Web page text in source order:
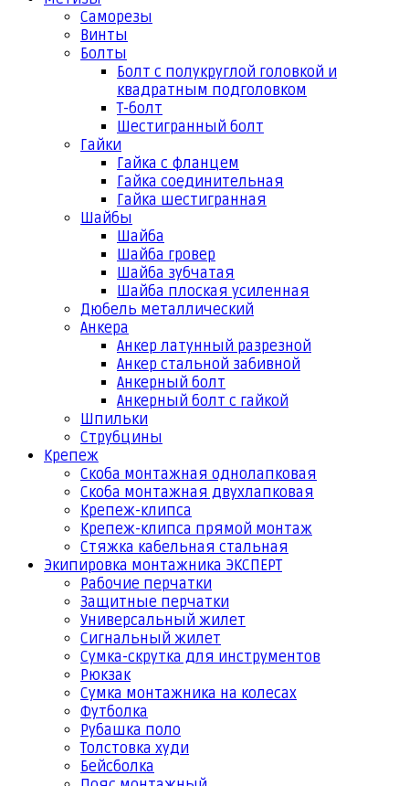
Саморезы
Винты
Болты
Болт с полукруглой головкой и
квадратным подголовком
Т-болт
Шестигранный болт
Гайки
Гайка с фланцем
Гайка соединительная
Гайка шестигранная
Шайбы
Шайба
Шайба гровер
Шайба зубчатая
Шайба плоская усиленная
Дюбель металлический
Анкера
Анкер латунный разрезной
Анкер стальной забивной
Анкерный болт
Анкерный болт с гайкой
Шпильки
Струбцины
Крепеж
Скоба монтажная однолапковая
Скоба монтажная двухлапковая
Крепеж-клипса
Крепеж-клипса прямой монтаж
Стяжка кабельная стальная
Экипировка монтажника ЭКСПЕРТ
Рабочие перчатки
Защитные перчатки
Универсальный жилет
Сигнальный жилет
Сумка-скрутка для инструментов
Рюкзак
Сумка монтажника на колесах
Футболка
Рубашка поло
Толстовка худи
Бейсболка